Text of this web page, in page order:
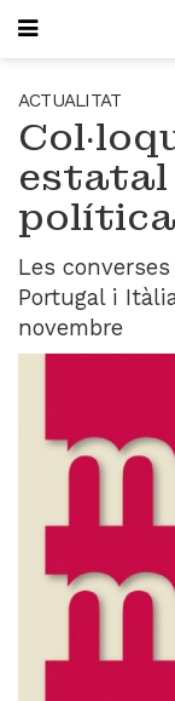
PORTADA
QUI SOM
L'AVENÇ PAPER
PLECS
LLIBRES
PUBLICITAT
AGENDA
VIDEOTECA
Entrevistes
Actualitat
El llibre de la
Mirador
Termes legals
SUBSCRIU-T'HI
ACTUALITAT
estatal
política
Les
Portugal i
novembre